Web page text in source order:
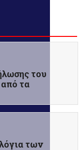
του
τα
των